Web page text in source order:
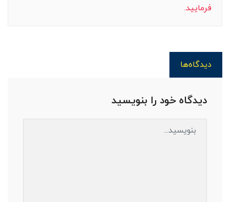
فرمایید.
دیدگاه‌ها
دیدگاه خود را بنویسید